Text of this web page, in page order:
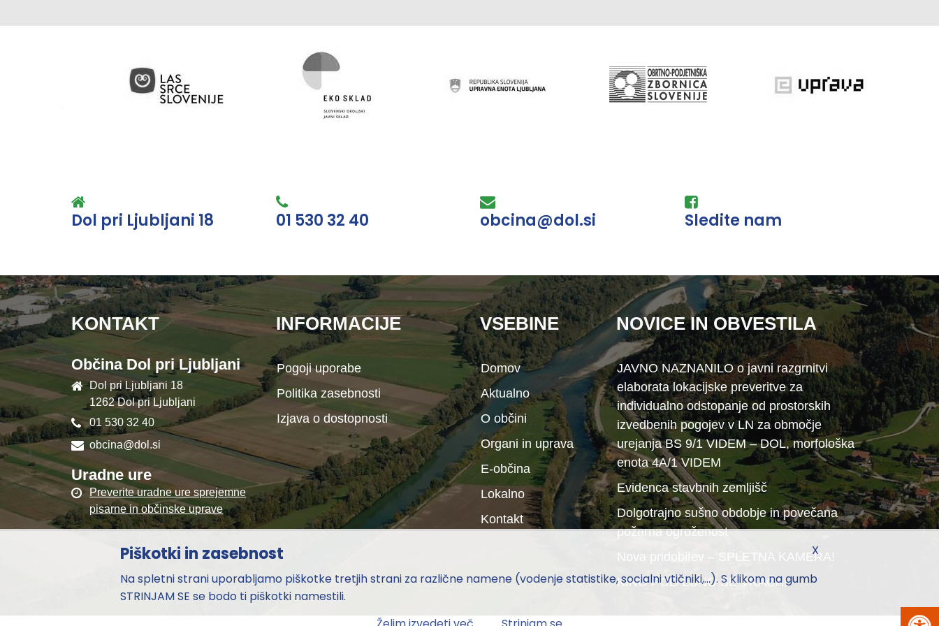
Dol pri Ljubljani 18 01 530 32 40 obcina@dol.si Sledite nam
KONTAKT
Občina Dol pri Ljubljani
Dol pri Ljubljani 18
1262 Dol pri Ljubljani
01 530 32 40
obcina@dol.si
Uradne ure
Preverite uradne ure sprejemne
pisarne in občinske uprave
INFORMACIJE
Pogoji uporabe
Politika zasebnosti
Izjava o dostopnosti
VSEBINE
Domov
Aktualno
O občini
Organi in uprava
E-občina
Lokalno
Kontakt
NOVICE IN OBVESTILA
JAVNO NAZNANILO o javni razgrnitvi
elaborata lokacijske preveritve za
individualno odstopanje od prostorskih
izvedbenih pogojev v LN za območje
urejanja BS 9/1 VIDEM – DOL, morfološka
enota 4A/1 VIDEM
Evidenca stavbnih zemljišč
Dolgotrajno sušno obdobje in povečana
požarna ogroženost
Nova pridobitev – SPLETNA KAMERA!
KINO POD LUNO SE VRAČA!
X
Piškotki in zasebnost
Na spletni strani uporabljamo piškotke tretjih strani za različne namene (vodenje statistike, socialni vtičniki,...). S klikom na gumb
STRINJAM SE se bodo ti piškotki namestili.